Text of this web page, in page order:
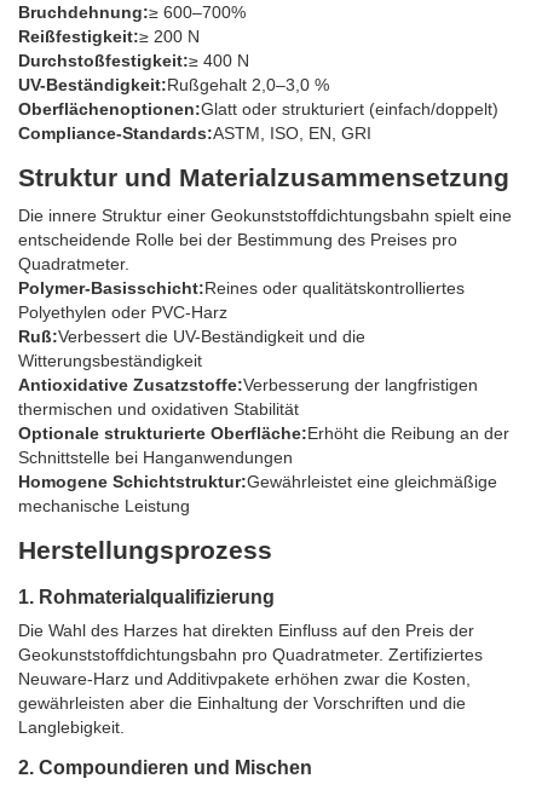
Bruchdehnung:≥ 600–700%
Reißfestigkeit:≥ 200 N
Durchstoßfestigkeit:≥ 400 N
UV-Beständigkeit:Rußgehalt 2,0–3,0 %
Oberflächenoptionen:Glatt oder strukturiert (einfach/doppelt)
Compliance-Standards:ASTM, ISO, EN, GRI
Struktur und Materialzusammensetzung
Die innere Struktur einer Geokunststoffdichtungsbahn spielt eine
entscheidende Rolle bei der Bestimmung des Preises pro
Quadratmeter.
Polymer-Basisschicht:Reines oder qualitätskontrolliertes
Polyethylen oder PVC-Harz
Ruß:Verbessert die UV-Beständigkeit und die
Witterungsbeständigkeit
Antioxidative Zusatzstoffe:Verbesserung der langfristigen
thermischen und oxidativen Stabilität
Optionale strukturierte Oberfläche:Erhöht die Reibung an der
Schnittstelle bei Hanganwendungen
Homogene Schichtstruktur:Gewährleistet eine gleichmäßige
mechanische Leistung
Herstellungsprozess
1. Rohmaterialqualifizierung
Die Wahl des Harzes hat direkten Einfluss auf den Preis der
Geokunststoffdichtungsbahn pro Quadratmeter. Zertifiziertes
Neuware-Harz und Additivpakete erhöhen zwar die Kosten,
gewährleisten aber die Einhaltung der Vorschriften und die
Langlebigkeit.
2. Compoundieren und Mischen